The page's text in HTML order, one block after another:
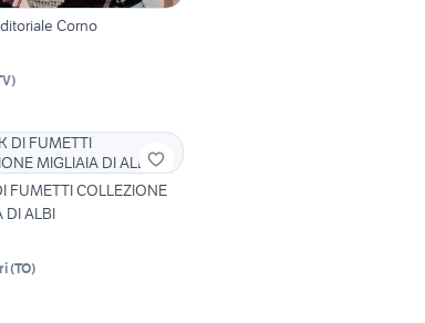
Corno
)
FUMETTI COLLEZIONE
DI ALBI
(TO)